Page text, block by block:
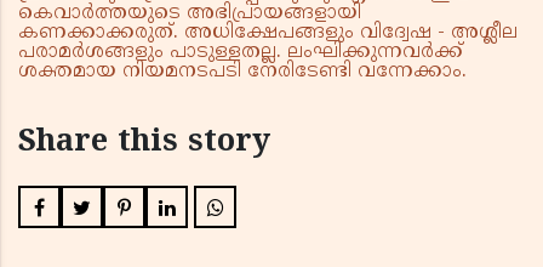
കെവാർത്തയുടെ അഭിപ്രായങ്ങളായി
കണക്കാക്കരുത്. അധിക്ഷേപങ്ങളും വിദ്വേഷ - അശ്ലീല
പരാമർശങ്ങളും പാടുള്ളതല്ല. ലംഘിക്കുന്നവർക്ക്
ശക്തമായ നിയമനടപടി നേരിടേണ്ടി വന്നേക്കാം.
Share this story